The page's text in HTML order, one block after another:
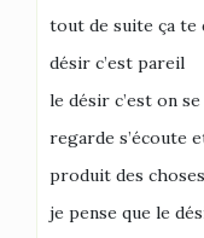
tout de suite ça te
désir c’est pareil
le désir c’est on
regarde s’écoute
produit des
je pense que le